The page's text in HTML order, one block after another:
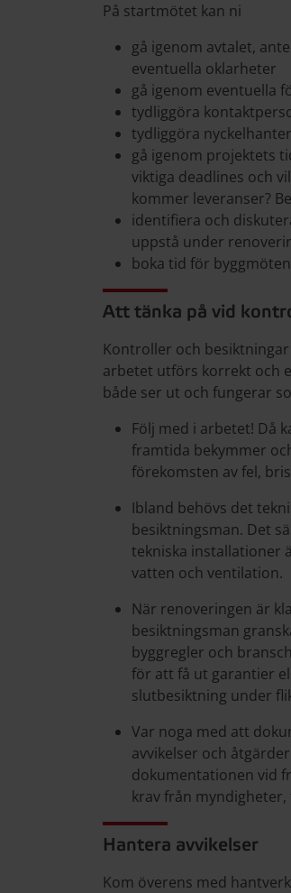
På startmötet kan ni
gå igenom avtalet,
eventuella oklarheter
gå igenom eventuella
tydliggöra
tydliggöra
gå igenom projektets
viktiga deadlines och
kommer leveranser?
identifiera och
uppstå under
boka tid för
Att tänka på vid
Kontroller och
arbetet utförs korrekt och
både ser ut och fungerar
Följ med i arbetet! Då
framtida bekymmer
förekomsten av fel,
Ibland behövs det
besiktningsman. Det
tekniska installationer
vatten och ventilation.
När renoveringen är
besiktningsman
byggregler och
för att få ut garantier
slutbesiktning under
Var noga med att
avvikelser och
dokumentationen vid
krav från
Hantera avvikelser
Kom överens med